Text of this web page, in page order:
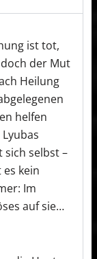
ist tot,
der Mut
Heilung
helfen
sich selbst –
kein
Im
auf sie…